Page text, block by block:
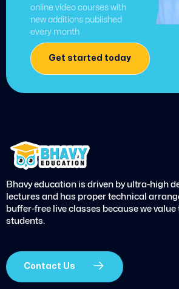
online video courses with
new additions published
every month
Get started today
Bhavy education is driven by ultra-high
lectures and has proper technical
buffer-free live classes because we
students.
Contact Us